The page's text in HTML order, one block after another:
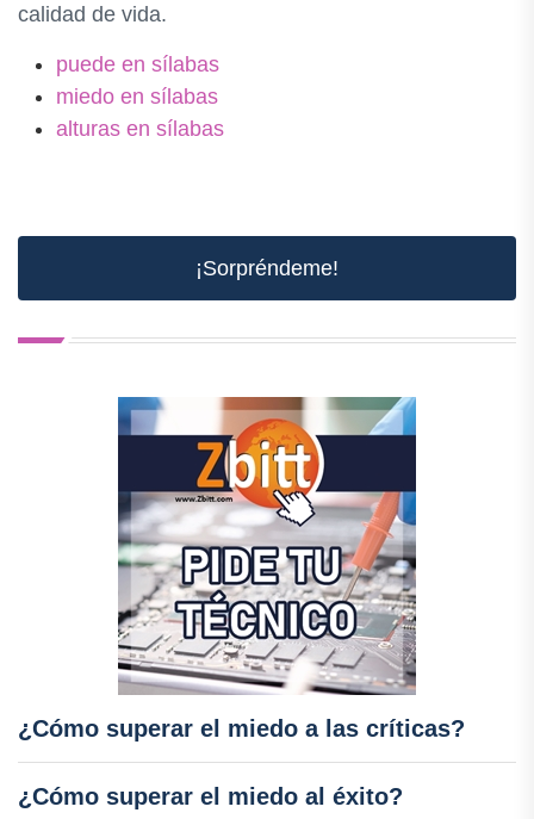
calidad de vida.
puede en sílabas
miedo en sílabas
alturas en sílabas
¡Sorpréndeme!
¿Cómo superar el miedo a las críticas?
¿Cómo superar el miedo al éxito?